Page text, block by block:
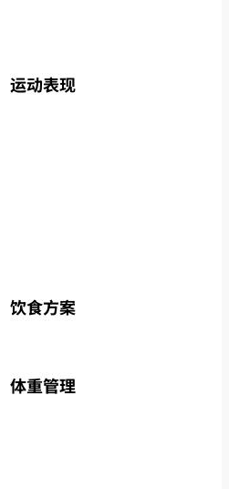
运动表现
饮食方案
体重管理